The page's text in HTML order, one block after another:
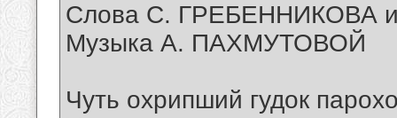
Слова С. ГРЕБЕННИКОВА
Музыка А. ПАХМУТОВОЙ
Чуть охрипший гудок